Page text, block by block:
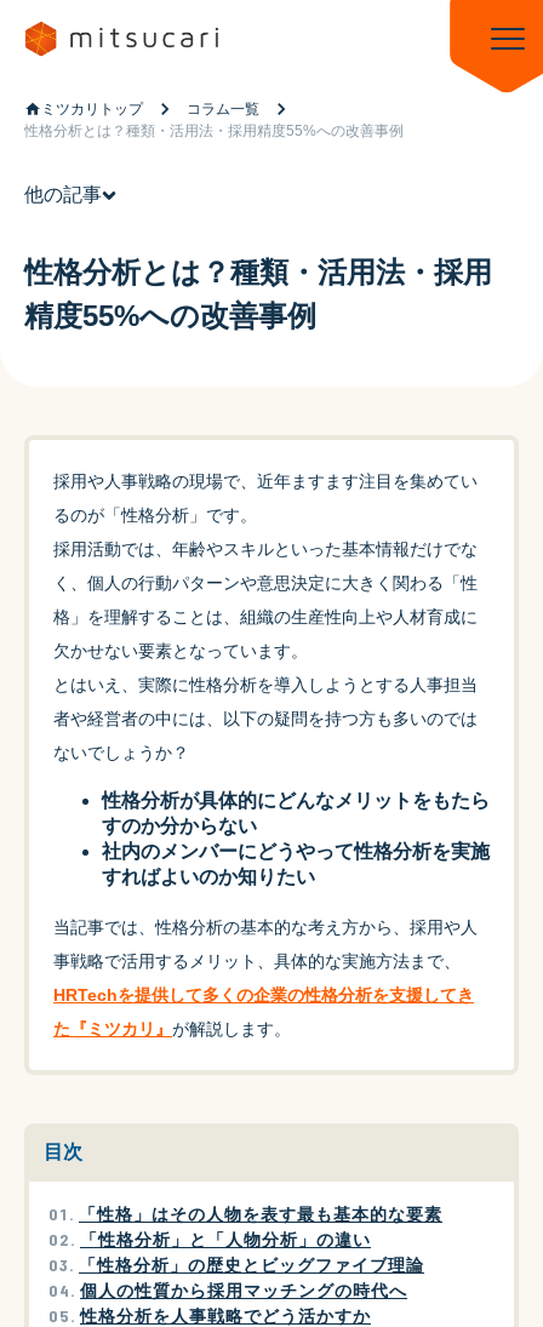
ミツカリトップ
コラム一覧
性格分析とは？種類・活用法・採用精度55%への改善事例
性格分析とは？種類・活用法・採用
精度55%への改善事例
採用や人事戦略の現場で、近年ますます注目を集めてい
るのが「性格分析」です。
採用活動では、年齢やスキルといった基本情報だけでな
く、個人の行動パターンや意思決定に大きく関わる「性
格」を理解することは、組織の生産性向上や人材育成に
欠かせない要素となっています。
とはいえ、実際に性格分析を導入しようとする人事担当
者や経営者の中には、以下の疑問を持つ方も多いのでは
ないでしょうか？
性格分析が具体的にどんなメリットをもたら
すのか分からない
社内のメンバーにどうやって性格分析を実施
すればよいのか知りたい
当記事では、性格分析の基本的な考え方から、採用や人
事戦略で活用するメリット、具体的な実施方法まで、
HRTechを提供して多くの企業の性格分析を支援してき
た『ミツカリ』 が解説します。
目次
「性格」はその人物を表す最も基本的な要素
「性格分析」と「人物分析」の違い
「性格分析」の歴史とビッグファイブ理論
個人の性質から採用マッチングの時代へ
性格分析を人事戦略でどう活かすか
他の記事